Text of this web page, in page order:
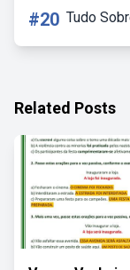
#20 Tudo
Related Posts